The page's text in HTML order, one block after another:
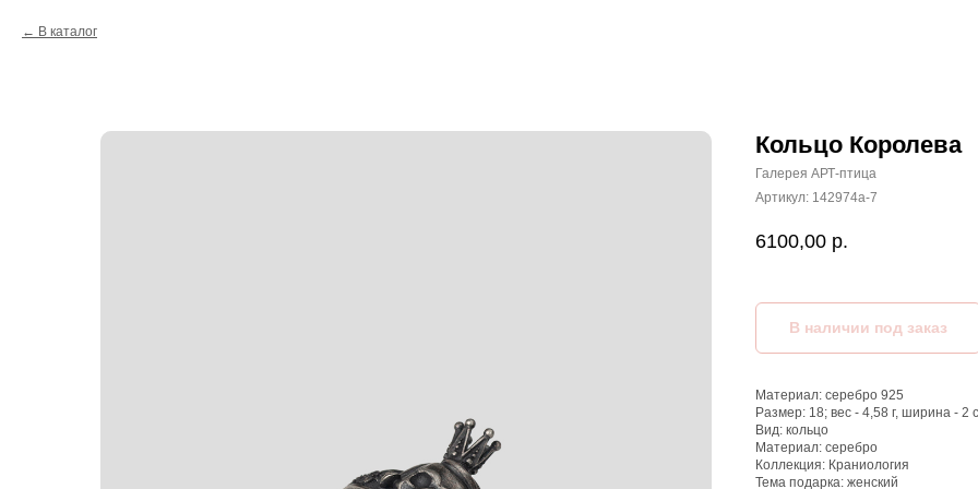
В каталог
Кольцо Королева
Галерея АРТ-птица
Артикул: 142974а-7
6100,00 р.
Материал: серебро 925
Размер: 18; вес - 4,58 г, ширина - 2
Вид: кольцо
Материал: серебро
Коллекция: Краниология
Тема подарка: женский